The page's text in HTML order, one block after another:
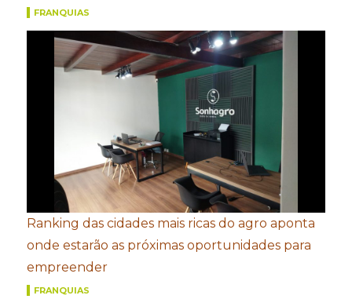
FRANQUIAS
Ranking das cidades mais ricas do agro aponta
onde estarão as próximas oportunidades para
empreender
FRANQUIAS